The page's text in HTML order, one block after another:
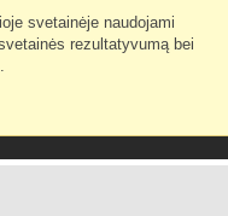
IEŠKOTI
svetainėje naudojami
rezultatyvumą bei